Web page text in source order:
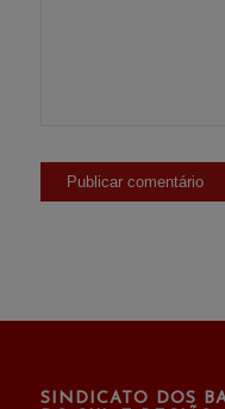
SINDICATO DOS